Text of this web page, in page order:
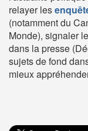
relayer les
(notamment du
Monde), signaler
dans la presse
sujets de fond
mieux